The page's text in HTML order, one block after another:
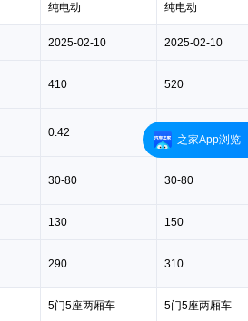
纯电动 纯电动
2025-02-10 2025-02-10
410 520
0.42 0.42
30-80 30-80
130 150
290 310
5门5座两厢车 5门5座两厢车
之家App浏览